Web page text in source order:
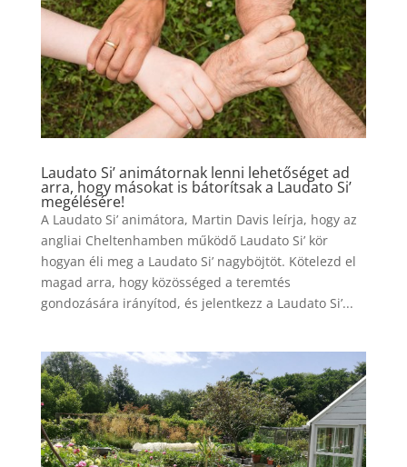
Laudato Si’ animátornak lenni lehetőséget ad
arra, hogy másokat is bátorítsak a Laudato Si’
megélésére!
A Laudato Si’ animátora, Martin Davis leírja, hogy az
angliai Cheltenhamben működő Laudato Si’ kör
hogyan éli meg a Laudato Si’ nagyböjtöt. Kötelezd el
magad arra, hogy közösséged a teremtés
gondozására irányítod, és jelentkezz a Laudato Si’...